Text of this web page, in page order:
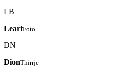
LB
LeartFoto
DN
DionThirrje